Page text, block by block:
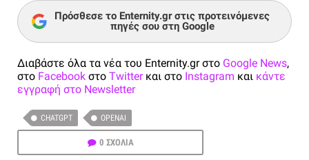
Πρόσθεσε το Enternity.gr στις προτεινόμενες
πηγές σου στη Google
Διαβάστε όλα τα νέα του Enternity.gr στο Google News,
στο Facebook στο Twitterκαι στο Instagram και κάντε
εγγραφή στο Newsletter
CHATGPT OPENAI
0 ΣΧΟΛΙΑ